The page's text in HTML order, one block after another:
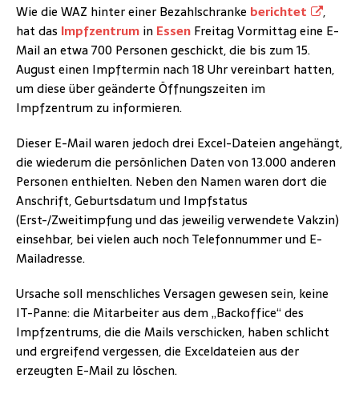
Wie die WAZ hinter einer Bezahlschranke berichtet
,
hat das Impfzentrum in Essen Freitag Vormittag eine E-
Mail an etwa 700 Personen geschickt, die bis zum 15.
August einen Impftermin nach 18 Uhr vereinbart hatten,
um diese über geänderte Öffnungszeiten im
Impfzentrum zu informieren.
Dieser E-Mail waren jedoch drei Excel-Dateien angehängt,
die wiederum die persönlichen Daten von 13.000 anderen
Personen enthielten. Neben den Namen waren dort die
Anschrift, Geburtsdatum und Impfstatus
(Erst-/Zweitimpfung und das jeweilig verwendete Vakzin)
einsehbar, bei vielen auch noch Telefonnummer und E-
Mailadresse.
Ursache soll menschliches Versagen gewesen sein, keine
IT-Panne: die Mitarbeiter aus dem „Backoffice“ des
Impfzentrums, die die Mails verschicken, haben schlicht
und ergreifend vergessen, die Exceldateien aus der
erzeugten E-Mail zu löschen.